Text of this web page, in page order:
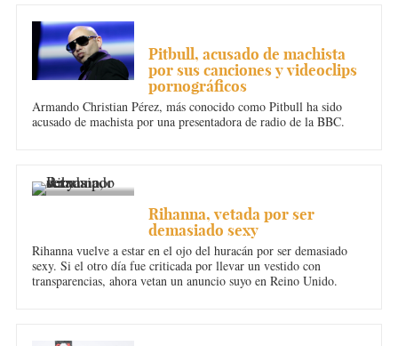
Pitbull, acusado de machista
por sus canciones y videoclips
pornográficos
Armando Christian Pérez, más conocido como Pitbull ha sido
acusado de machista por una presentadora de radio de la BBC.
Rihanna, vetada por ser
demasiado sexy
Rihanna vuelve a estar en el ojo del huracán por ser demasiado
sexy. Si el otro día fue criticada por llevar un vestido con
transparencias, ahora vetan un anuncio suyo en Reino Unido.